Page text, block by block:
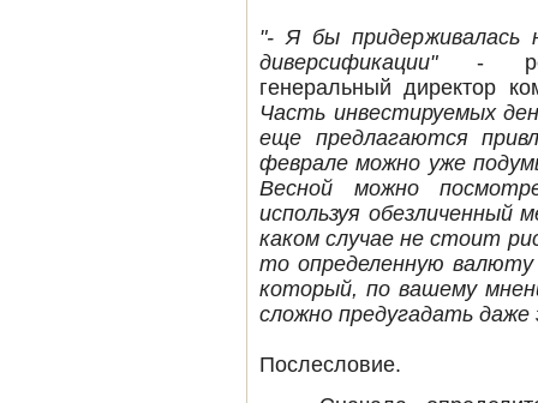
"- Я бы придерживалась
диверсификации"-
генеральный директор
Часть инвестируемых
еще предлагаются
феврале можно уже
Весной можно
используя обезличенный
каком случае не стоит
то определенную
который, по вашему
сложно предугадать даже
Послесловие.